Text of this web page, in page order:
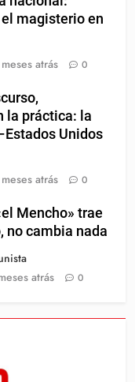
magisterio en
atrás 0
la práctica: la
Unidos
atrás 0
Mencho» trae
no cambia nada
atrás 0